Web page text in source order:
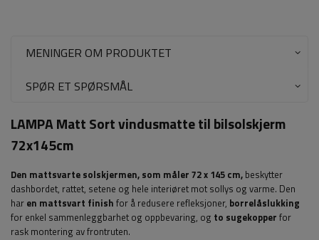
MENINGER OM PRODUKTET
SPØR ET SPØRSMÅL
LAMPA Matt Sort vindusmatte til bilsolskjerm
72x145cm
Den mattsvarte solskjermen, som måler 72 x 145 cm, beskytter
dashbordet, rattet, setene og hele interiøret mot sollys og varme. Den
har en mattsvart finish for å redusere refleksjoner, borrelåslukking
for enkel sammenleggbarhet og oppbevaring, og to sugekopper for
rask montering av frontruten.